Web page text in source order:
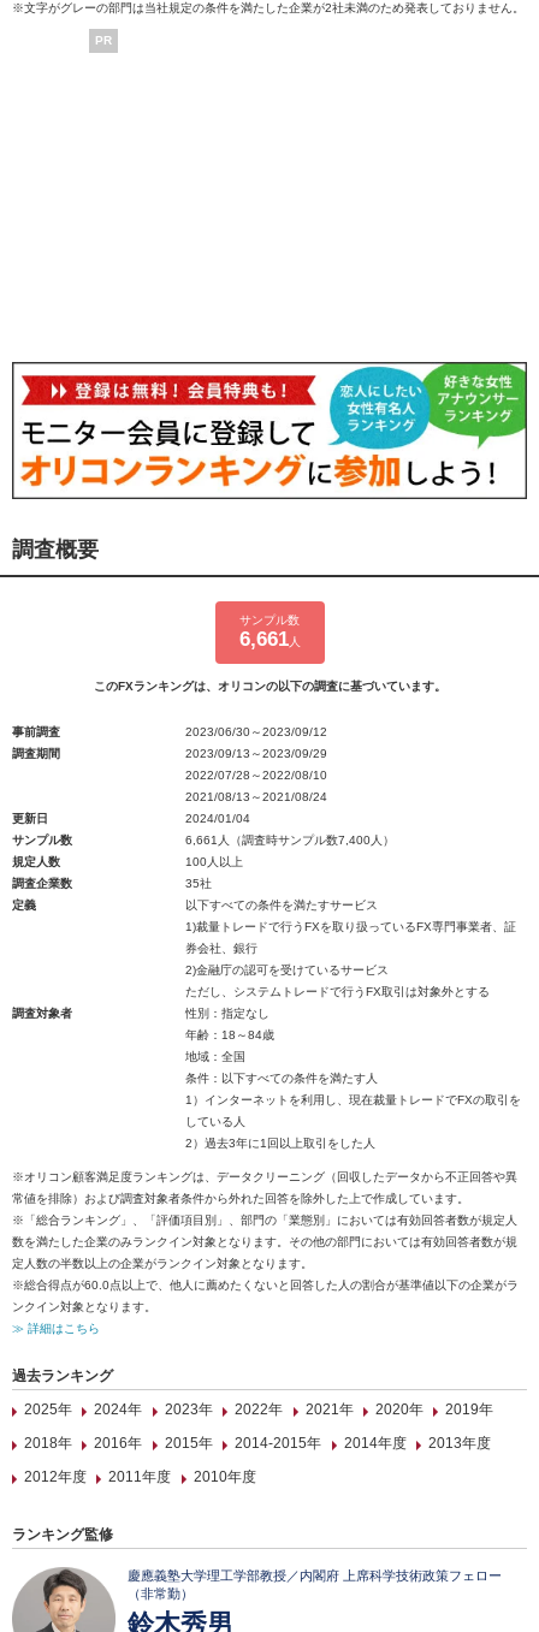
※文字がグレーの部門は当社規定の条件を満たした企業が2社未満のため発表しておりません。
PR
調査概要
サンプル数
6,661人
このFXランキングは、オリコンの以下の調査に基づいています。
事前調査
2023/06/30～2023/09/12
調査期間
2023/09/13～2023/09/29
2022/07/28～2022/08/10
2021/08/13～2021/08/24
更新日
2024/01/04
サンプル数
6,661人（調査時サンプル数7,400人）
規定人数
100人以上
調査企業数
35社
定義
以下すべての条件を満たすサービス
1)裁量トレードで行うFXを取り扱っているFX専門事業者、証
券会社、銀行
2)金融庁の認可を受けているサービス
ただし、システムトレードで行うFX取引は対象外とする
調査対象者
性別：指定なし
年齢：18～84歳
地域：全国
条件：以下すべての条件を満たす人
1）インターネットを利用し、現在裁量トレードでFXの取引を
している人
2）過去3年に1回以上取引をした人
※オリコン顧客満足度ランキングは、データクリーニング（回収したデータから不正回答や異
常値を排除）および調査対象者条件から外れた回答を除外した上で作成しています。
※「総合ランキング」、「評価項目別」、部門の「業態別」においては有効回答者数が規定人
数を満たした企業のみランクイン対象となります。その他の部門においては有効回答者数が規
定人数の半数以上の企業がランクイン対象となります。
※総合得点が60.0点以上で、他人に薦めたくないと回答した人の割合が基準値以下の企業がラ
ンクイン対象となります。
≫ 詳細はこちら
過去ランキング
2025年
2024年 2023年 2022年 2021年 2020年
2019年
2018年
2016年 2015年 2014-2015年 2014年度
2013年度
2012年度
2011年度 2010年度
ランキング監修
慶應義塾大学理工学部教授／内閣府 上席科学技術政策フェロー
（非常勤）
鈴木秀男